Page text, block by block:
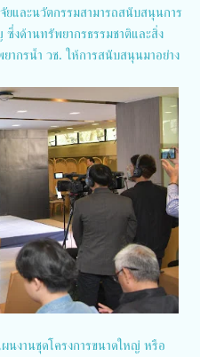
ยและนวัตกรรมสามารถสนับสนุนการ
งด้านทรัพยากรธรรมชาติและสิ่ง
ากรน้ำ วช. ให้การสนับสนุนมาอย่าง
นงานชุดโครงการขนาดใหญ่ หรือ